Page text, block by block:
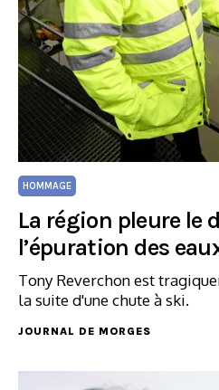
HOMMAGE
La région pleure le
l’épuration des
Tony Reverchon est
la suite d'une chute à ski.
JOURNAL DE MORGES